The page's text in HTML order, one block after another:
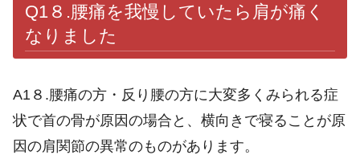
Q1８.腰痛を我慢していたら肩が痛く
なりました
A1８.腰痛の方・反り腰の方に大変多くみられる症
状で首の骨が原因の場合と、横向きで寝ることが原
因の肩関節の異常のものがあります。